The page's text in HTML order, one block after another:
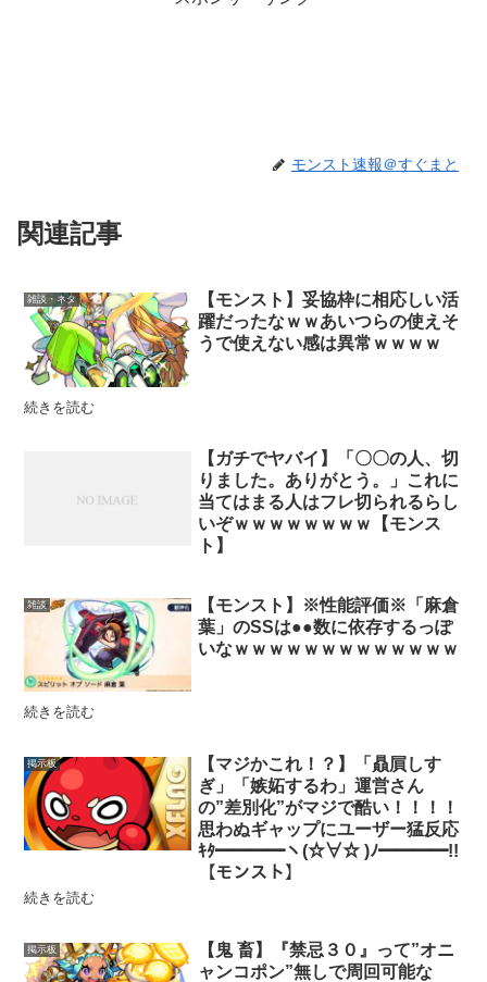
モンスト速報＠すぐまと
関連記事
雑談・ネタ
【モンスト】妥協枠に相応しい活
躍だったなｗｗあいつらの使えそ
うで使えない感は異常ｗｗｗｗ
続きを読む
【ガチでヤバイ】「〇〇の人、切
りました。ありがとう。」これに
当てはまる人はフレ切られるらし
いぞｗｗｗｗｗｗｗｗ【モンス
ト】
雑談
【モンスト】※性能評価※「麻倉
葉」のSSは●●数に依存するっぽ
いなｗｗｗｗｗｗｗｗｗｗｗｗｗ
続きを読む
掲示板
【マジかこれ！？】「贔屓しす
ぎ」「嫉妬するわ」運営さん
の”差別化”がマジで酷い！！！！
思わぬギャップにユーザー猛反応
ｷﾀ━━━━ヽ(☆∀☆ )ﾉ━━━━!!
【モンスト】
続きを読む
掲示板
【鬼 畜】『禁忌３０』って”オニ
ャンコポン”無しで周回可能な